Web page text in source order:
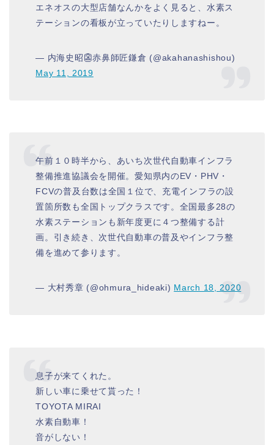
エネオスの大型店舗なんかをよく見ると、水素ス
テーションの看板が立っていたりしますねー。
— 内海史昭👺赤鼻師匠鎌倉 (@akahanashishou)
May 11, 2019
午前１０時半から、あいち次世代自動車インフラ
整備推進協議会を開催。愛知県内のEV・PHV・
FCVの普及台数は全国１位で、充電インフラの設
置箇所数も全国トップクラスです。全国最多28の
水素ステーションも新年度更に４つ整備する計
画。引き続き、次世代自動車の普及やインフラ整
備を進めて参ります。
— 大村秀章 (@ohmura_hideaki) March 18, 2020
息子が来てくれた。
新しい車に乗せて貰った！
TOYOTA MIRAI
水素自動車！
音がしない！